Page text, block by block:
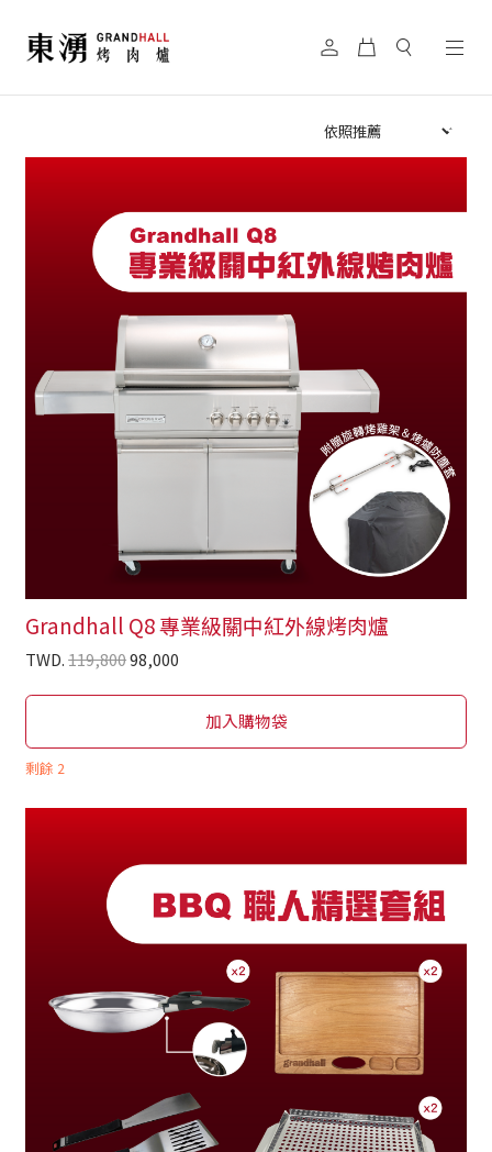
Grandhall Q8 專業級關中紅外線烤肉爐
TWD.119,80098,000
加入購物袋
剩餘 2